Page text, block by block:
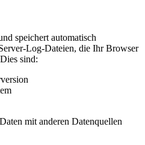
speichert automatisch
Log-Dateien, die Ihr Browser
sind:
mit anderen Datenquellen